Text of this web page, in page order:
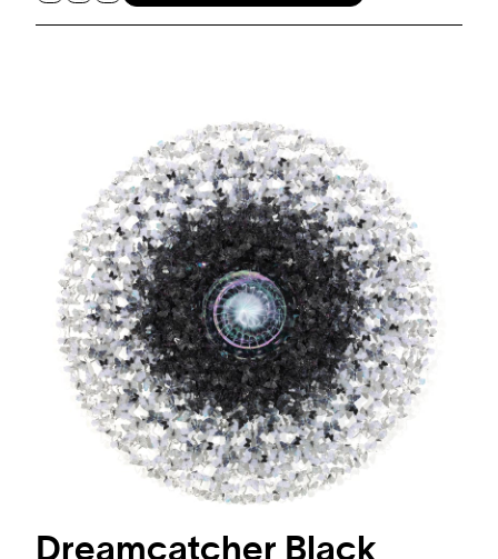
Dreamcatcher Black